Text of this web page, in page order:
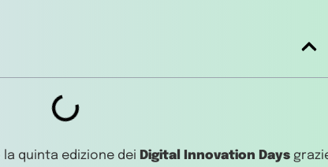
la quinta edizione dei Digital Innovation Days